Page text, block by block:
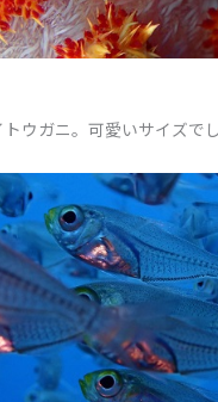
ウガニ。可愛いサイズで